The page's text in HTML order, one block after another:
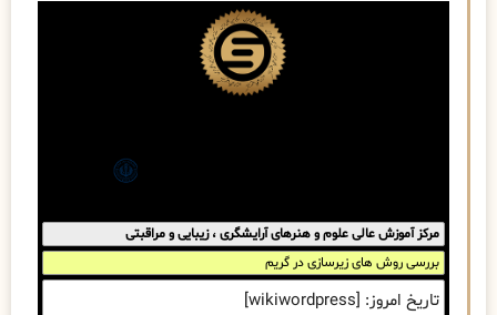
مرکز آموزش عالی علوم و هنرهای آرایشگری ، زیبایی و مراقبتی
بررسی روش های زیرسازی در گریم
تاریخ امروز: [wikiwordpress]